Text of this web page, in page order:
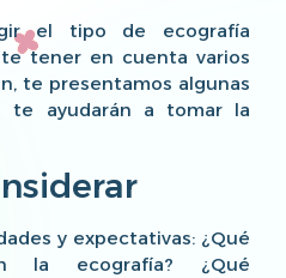
el tipo de ecografía
tener en cuenta varios
te presentamos algunas
te ayudarán a tomar la
y expectativas: ¿Qué
la ecografía? ¿Qué